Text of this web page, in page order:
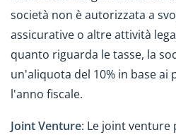
società non è autorizzata a
assicurative o altre attività
quanto riguarda le tasse, la
un'aliquota del 10% in base
l'anno fiscale.
Joint Venture: Le joint venture